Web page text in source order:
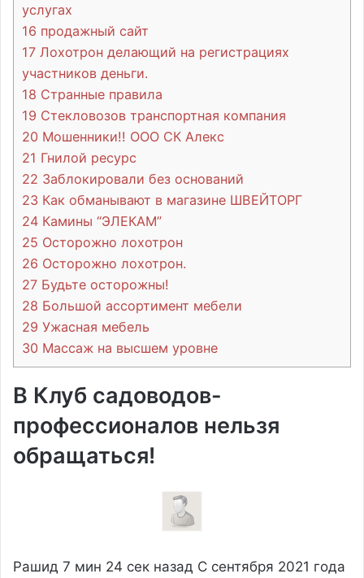
услугах
16 продажный сайт
17 Лохотрон делающий на регистрациях
участников деньги.
18 Странные правила
19 Стекловозов транспортная компания
20 Мошенники!! ООО СК Алекс
21 Гнилой ресурс
22 Заблокировали без оснований
23 Как обманывают в магазине ШВЕЙТОРГ
24 Камины “ЭЛЕКАМ”
25 Осторожно лохотрон
26 Осторожно лохотрон.
27 Будьте осторожны!
28 Большой ассортимент мебели
29 Ужасная мебель
30 Массаж на высшем уровне
В Клуб садоводов-
профессионалов нельзя
обращаться!
Рашид 7 мин 24 сек назад С сентября 2021 года